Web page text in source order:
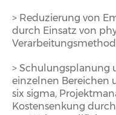
> Reduzierung von
durch Einsatz von
> Schulungsplanung
einzelnen Bereichen
six sigma,
Kostensenkung